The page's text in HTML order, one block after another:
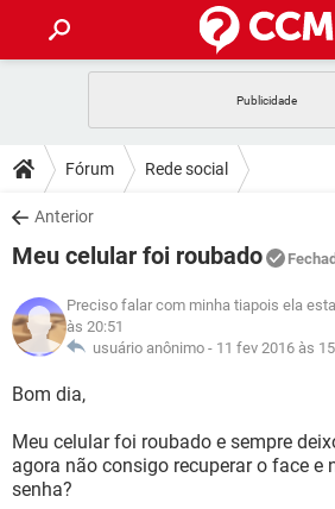
CELULAR
OUTLOOK
INSTAGRAM GMAIL
GUIA DE COMPRAS
DICAS
JOGOS
INSTAGRAM
GUIA DE COMPRAS
DOWNLOADS
JOGOS
CELULAR
OUTLOOK EXCEL
JOGOS
CELULAR
OUTLOOK
INSTAGRAM GMAIL
GUIA DE COMPRAS
GLOSSÁRIO
OUTLOOK EXCEL
INSTAGRAM
Fórum Rede social
Anterior
Meu celular foi roubado
Preciso falar com minha tiapois ela
às 20:51
usuário anônimo - 11 fev 2016 às
Bom dia,
Meu celular foi roubado e sempre
agora não consigo recuperar o face e
senha?